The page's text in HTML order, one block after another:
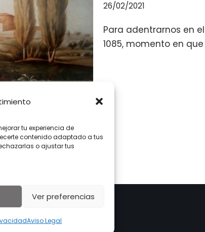
tu experiencia de
contenido adaptado a tus
o ajustar tus
Ver preferencias
Aviso Legal
26/02/2021
Para adentrarnos en
1085, momento en
4 5
|Política